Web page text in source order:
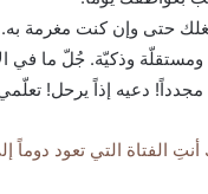
حتى وإن كنت مغرمة به.
ومستقلّة وذكيّة. جُلّ ما
دعيه إذاً يرحل!
أنتِ الفتاة التي تعود دوماً